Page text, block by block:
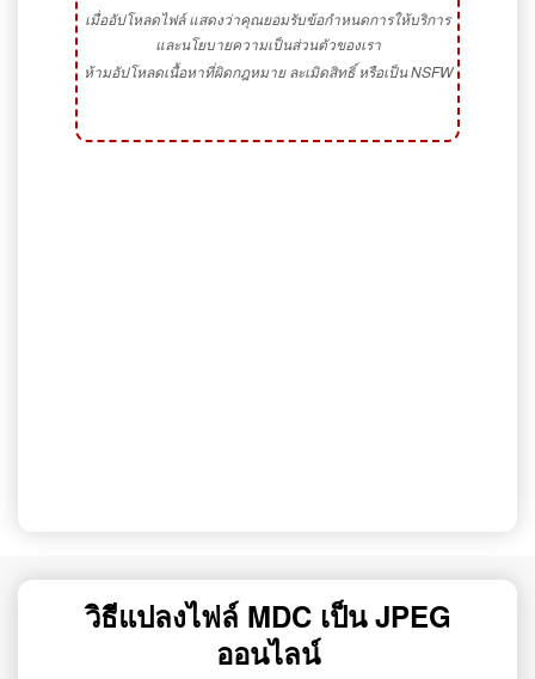
เมื่ออัปโหลดไฟล์ แสดงว่าคุณยอมรับข้อกำหนดการให้บริการ
และนโยบายความเป็นส่วนตัวของเรา
ห้ามอัปโหลดเนื้อหาที่ผิดกฎหมาย ละเมิดสิทธิ์ หรือเป็น NSFW
วิธีแปลงไฟล์ MDC เป็น JPEG
ออนไลน์